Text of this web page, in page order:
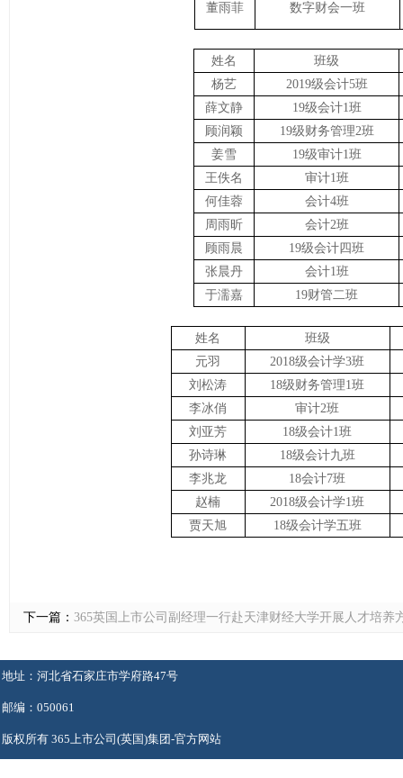
董雨菲 数字财会一班
姓名
班级
杨艺
2019级会计5班
薛文静
19级会计1班
顾润颖
19级财务管理2班
姜雪
19级审计1班
王佚名
审计1班
何佳蓉
会计4班
周雨昕
会计2班
顾雨晨
19级会计四班
张晨丹
会计1班
于濡嘉
19财管二班
姓名
班级
元羽
2018级会计学3班
刘松涛
18级财务管理1班
李冰俏
审计2班
刘亚芳
18级会计1班
孙诗琳
18级会计九班
李兆龙
18会计7班
赵楠
2018级会计学1班
贾天旭
18级会计学五班
下一篇： 365英国上市公司副经理一行赴天津财经大学开展人才培养
地址：河北省石家庄市学府路47号
邮编：050061
版权所有 365上市公司(英国)集团-官方网站